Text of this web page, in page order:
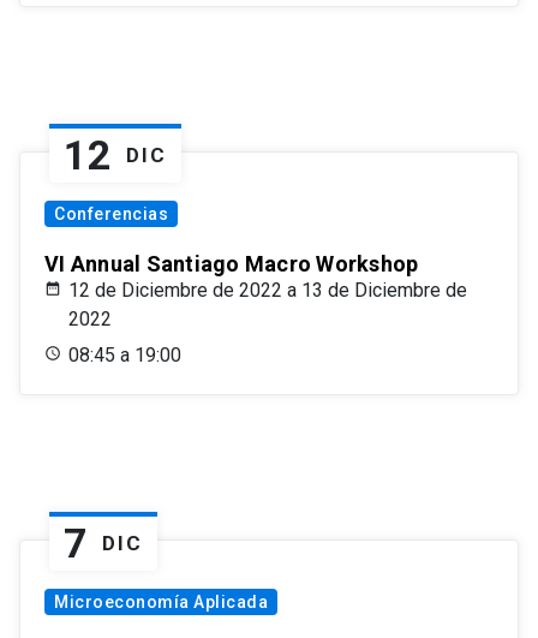
12 DIC
Conferencias
VI Annual Santiago Macro Workshop
12 de Diciembre de 2022 a 13 de Diciembre de
2022
08:45 a 19:00
7 DIC
Microeconomía Aplicada